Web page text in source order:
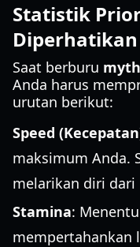
Statistik
Diperhatikan
Saat berburu
Anda harus
urutan berikut:
Speed
maksimum Anda.
melarikan diri dari
Stamina:
mempertahankan